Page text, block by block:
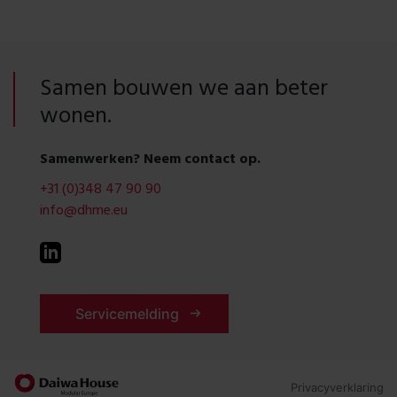
Samen bouwen we aan beter
wonen.
Samenwerken? Neem contact op.
+31 (0)348 47 90 90
info@dhme.eu
Servicemelding
Privacyverklaring